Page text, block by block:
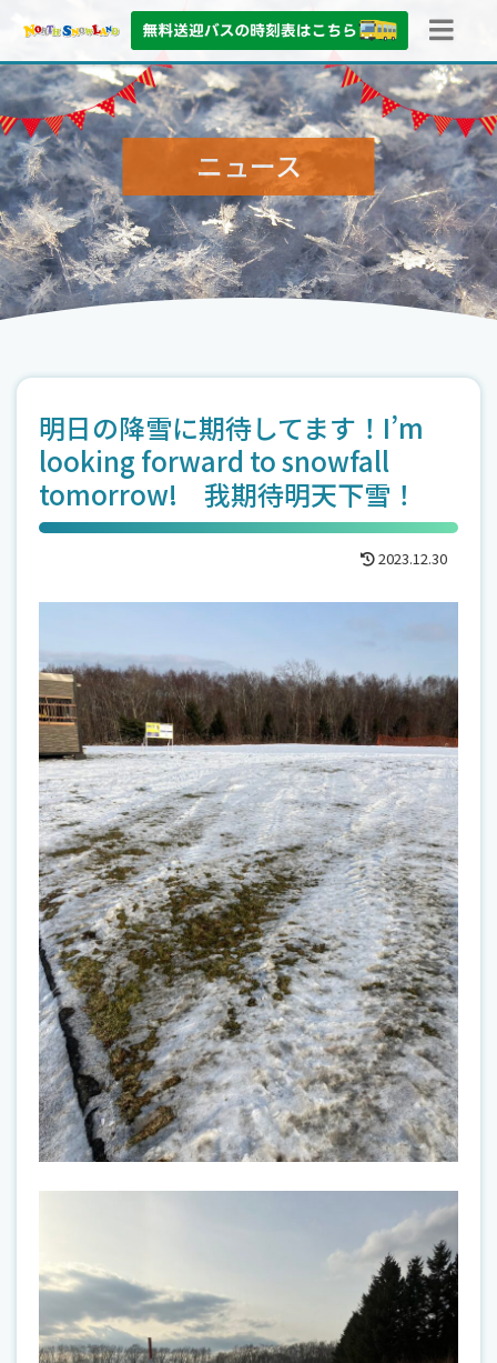
ニュース
明日の降雪に期待してます！I’m
looking forward to snowfall
tomorrow! 我期待明天下雪！
2023.12.30